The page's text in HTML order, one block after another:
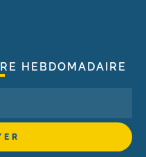
HEBDOMADAIRE